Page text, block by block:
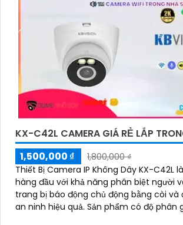
KX-C42L CAMERA GIÁ RẺ LẮP
1,500,000 ₫
1,800,000 ₫
Thiết Bị Camera IP Không Dây KX-C42L
hàng đầu với khả năng phân biệt người
trang bị báo động chủ động bằng còi và
an ninh hiệu quả. Sản phẩm có độ